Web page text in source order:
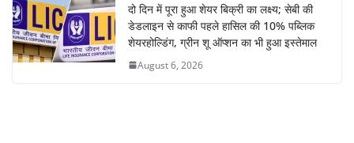
दो दिन में पूरा हुआ शेयर बिक्री का लक्ष्य; सेबी की
डेडलाइन से काफी पहले हासिल की 10% पब्लिक
शेयरहोल्डिंग, ग्रीन शू ऑप्शन का भी हुआ इस्तेमाल
August 6, 2026